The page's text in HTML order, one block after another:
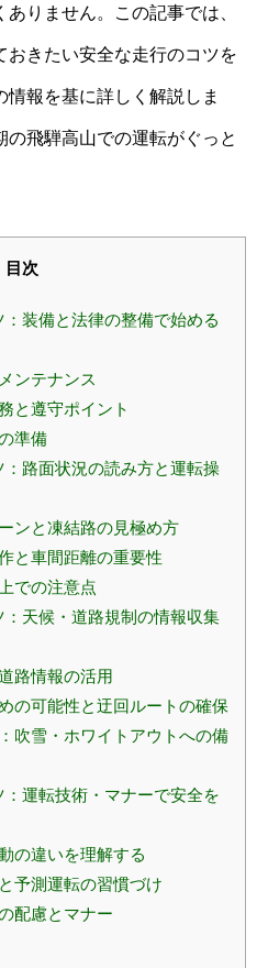
りません。この記事では、
おきたい安全な走行のコツを
報を基に詳しく解説しま
飛騨高山での運転がぐっと
目次
装備と法律の整備で始める
ンテナンス
と遵守ポイント
準備
路面状況の読み方と運転操
ンと凍結路の見極め方
と車間距離の重要性
での注意点
天候・道路規制の情報収集
路情報の活用
の可能性と迂回ルートの確保
吹雪・ホワイトアウトへの備
運転技術・マナーで安全を
の違いを理解する
予測運転の習慣づけ
配慮とマナー